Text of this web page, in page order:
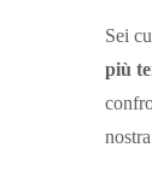
Sei
più